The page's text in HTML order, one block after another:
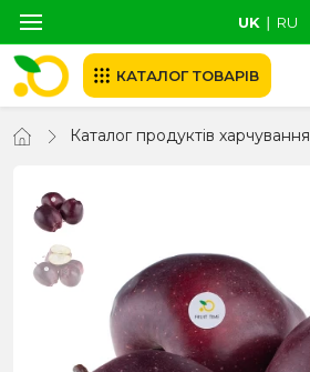
UK ∣ RU
КАТАЛОГ ТОВАРІВ
Каталог продуктів харчування